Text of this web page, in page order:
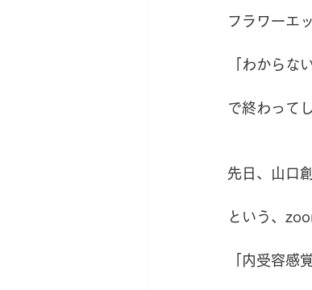
フラワーエ
「わからない
で終わって
先日、山口
という、
「内受容感